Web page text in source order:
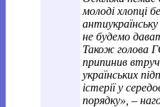
молоді хлопці
не будемо
Також голова
припинив
українських
істерії у
порядку», –